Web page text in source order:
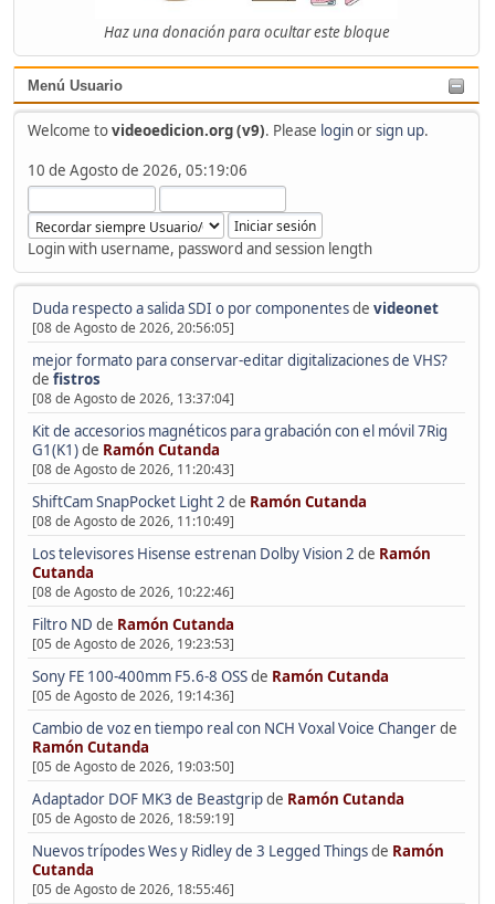
Haz una donación para ocultar este bloque
Menú Usuario
Welcome tovideoedicion.org (v9). Please loginorsign up.
10 de Agosto de 2026, 05:19:06
Login with username, password and session length
Duda respecto a salida SDI o por componentesde videonet
[08 de Agosto de 2026, 20:56:05]
mejor formato para conservar-editar digitalizaciones de VHS?
de fistros
[08 de Agosto de 2026, 13:37:04]
Kit de accesorios magnéticos para grabación con el móvil 7Rig
G1(K1)de Ramón Cutanda
[08 de Agosto de 2026, 11:20:43]
ShiftCam SnapPocket Light 2 de Ramón Cutanda
[08 de Agosto de 2026, 11:10:49]
Los televisores Hisense estrenan Dolby Vision 2 de Ramón
Cutanda
[08 de Agosto de 2026, 10:22:46]
Filtro ND de Ramón Cutanda
[05 de Agosto de 2026, 19:23:53]
Sony FE 100-400mm F5.6-8 OSSde Ramón Cutanda
[05 de Agosto de 2026, 19:14:36]
Cambio de voz en tiempo real con NCH Voxal Voice Changerde
Ramón Cutanda
[05 de Agosto de 2026, 19:03:50]
Adaptador DOF MK3 de Beastgripde Ramón Cutanda
[05 de Agosto de 2026, 18:59:19]
Nuevos trípodes Wes y Ridley de 3 Legged Thingsde Ramón
Cutanda
[05 de Agosto de 2026, 18:55:46]